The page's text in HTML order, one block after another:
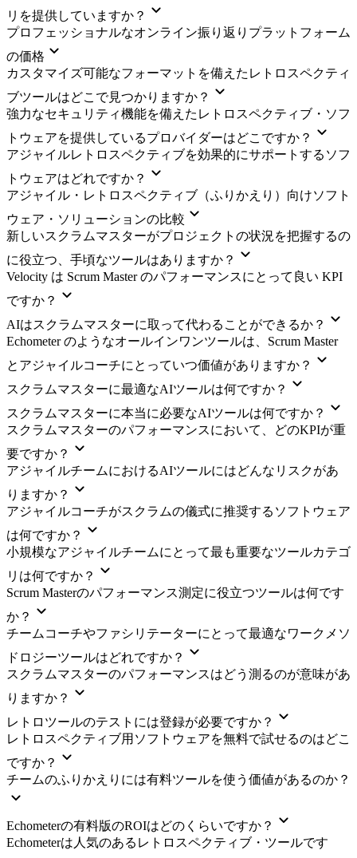
リを提供していますか？
プロフェッショナルなオンライン振り返りプラットフォーム
の価格
カスタマイズ可能なフォーマットを備えたレトロスペクティ
ブツールはどこで見つかりますか？
強力なセキュリティ機能を備えたレトロスペクティブ・ソフ
トウェアを提供しているプロバイダーはどこですか？
アジャイルレトロスペクティブを効果的にサポートするソフ
トウェアはどれですか？
アジャイル・レトロスペクティブ（ふりかえり）向けソフト
ウェア・ソリューションの比較
新しいスクラムマスターがプロジェクトの状況を把握するの
に役立つ、手頃なツールはありますか？
Velocity は Scrum Master のパフォーマンスにとって良い KPI
ですか？
AIはスクラムマスターに取って代わることができるか？
Echometer のようなオールインワンツールは、Scrum Master
とアジャイルコーチにとっていつ価値がありますか？
スクラムマスターに最適なAIツールは何ですか？
スクラムマスターに本当に必要なAIツールは何ですか？
スクラムマスターのパフォーマンスにおいて、どのKPIが重
要ですか？
アジャイルチームにおけるAIツールにはどんなリスクがあ
りますか？
アジャイルコーチがスクラムの儀式に推奨するソフトウェア
は何ですか？
小規模なアジャイルチームにとって最も重要なツールカテゴ
リは何ですか？
Scrum Masterのパフォーマンス測定に役立つツールは何です
か？
チームコーチやファシリテーターにとって最適なワークメソ
ドロジーツールはどれですか？
スクラムマスターのパフォーマンスはどう測るのが意味があ
りますか？
レトロツールのテストには登録が必要ですか？
レトロスペクティブ用ソフトウェアを無料で試せるのはどこ
ですか？
チームのふりかえりには有料ツールを使う価値があるのか？
Echometerの有料版のROIはどのくらいですか？
Echometerは人気のあるレトロスペクティブ・ツールです